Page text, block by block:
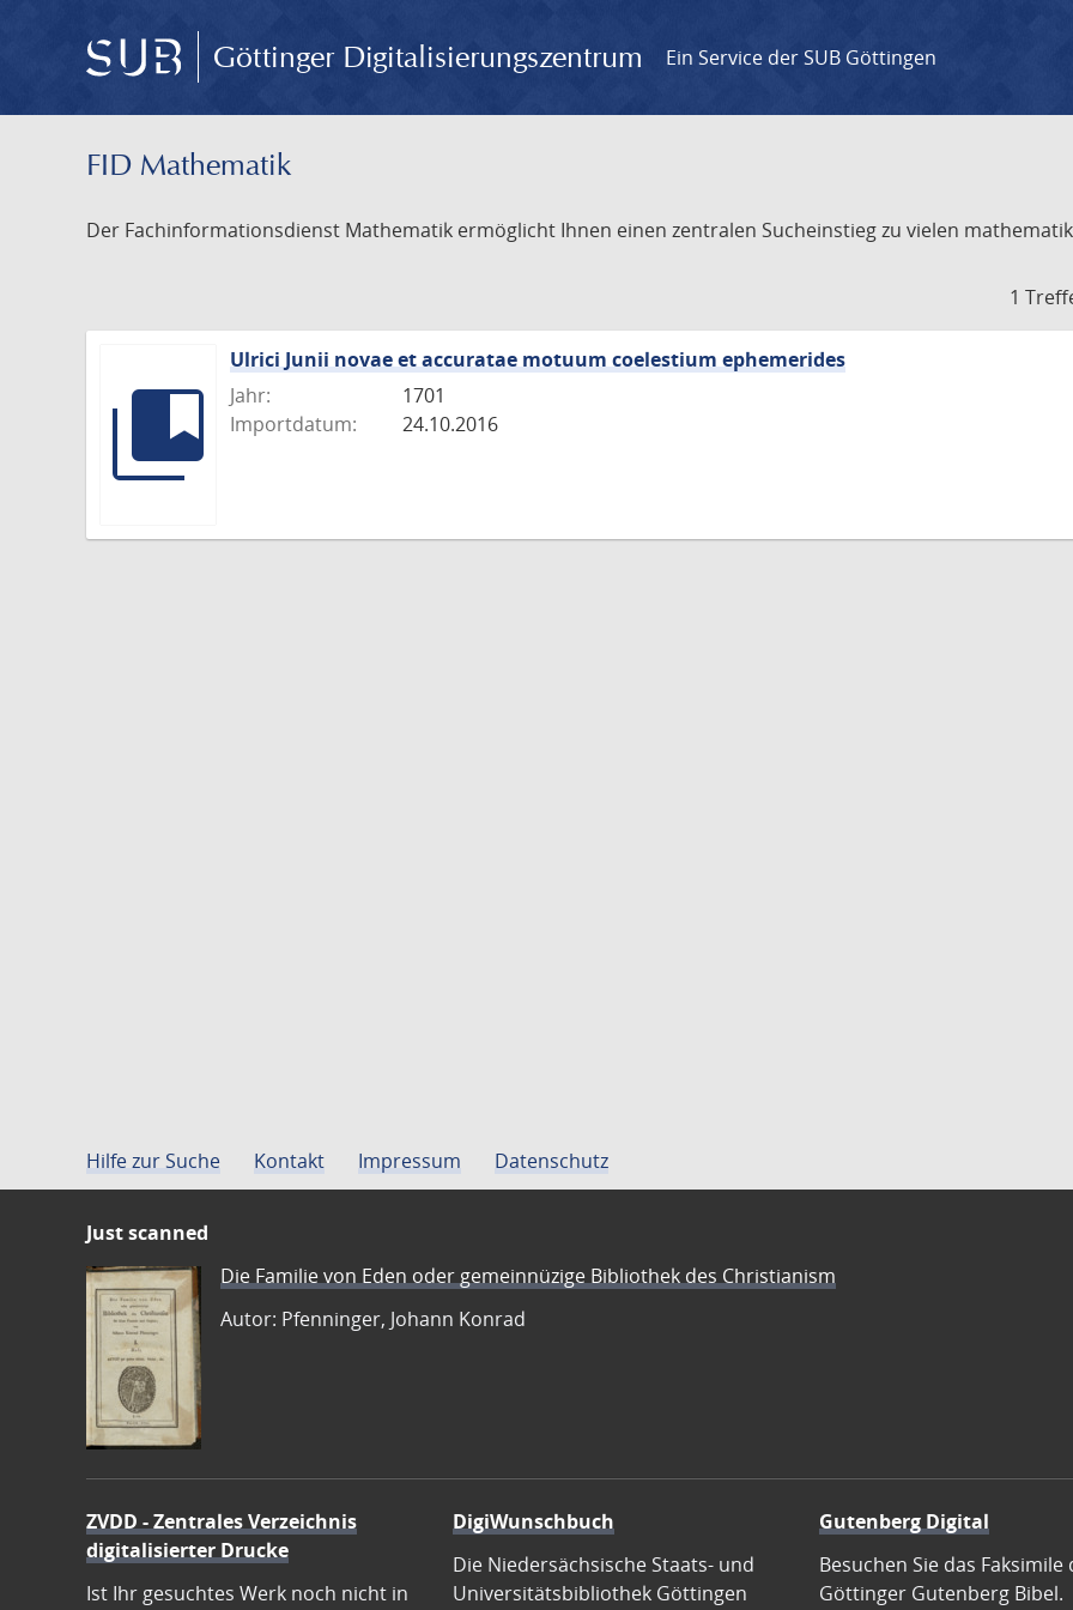
Göttinger Digitalisierungszentrum Ein Service der SUB Göttingen
FID Mathematik
Der Fachinformationsdienst Mathematik ermöglicht Ihnen einen zentralen Sucheinstieg zu vielen
1
Ulrici Junii novae et accuratae motuum coelestium ephemerides
Jahr:
1701
Importdatum:
24.10.2016
Hilfe zur Suche Kontakt Impressum Datenschutz
Just scanned
Die Familie von Eden oder gemeinnüzige Bibliothek des Christianism
Autor: Pfenninger, Johann Konrad
ZVDD - Zentrales Verzeichnis
digitalisierter Drucke
Ist Ihr gesuchtes Werk noch nicht in
DigiWunschbuch
Die Niedersächsische Staats- und
Universitätsbibliothek Göttingen
Gutenberg Digital
Besuchen Sie das Faksimile
Göttinger Gutenberg Bibel.